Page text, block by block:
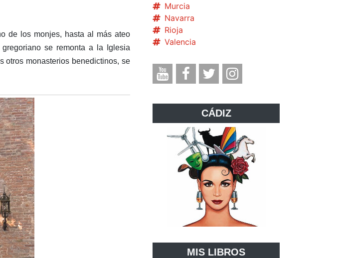
de los monjes, hasta al más ateo
se remonta a la Iglesia
otros monasterios benedictinos, se
Murcia
Navarra
Rioja
Valencia
CÁDIZ
MIS LIBROS